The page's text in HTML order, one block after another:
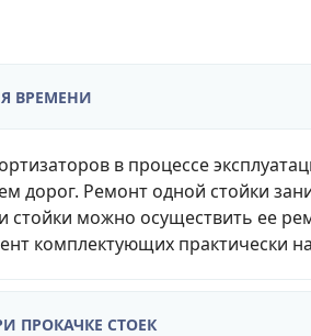
ВРЕМЕНИ
в процессе
дорог. Ремонт одной стойки
стойки можно осуществить ее
комплектующих практически
ПРОКАЧКЕ СТОЕК